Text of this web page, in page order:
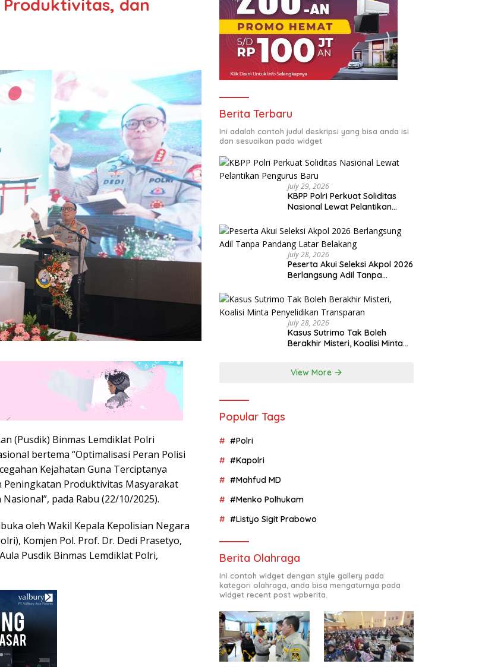
dan
(Pusdik) Binmas Lemdiklat Polri
bertema “Optimalisasi Peran Polisi
Kejahatan Guna Terciptanya
Peningkatan Produktivitas Masyarakat
pada Rabu (22/10/2025).
oleh Wakil Kepala Kepolisian Negara
Komjen Pol. Prof. Dr. Dedi Prasetyo,
Pusdik Binmas Lemdiklat Polri,
Berita Terbaru
Ini adalah contoh judul deskripsi yang bisa anda isi
dan sesuaikan pada widget
July 29, 2026
KBPP Polri Perkuat Soliditas
Nasional Lewat Pelantikan
July 28, 2026
Peserta Akui Seleksi Akpol 2026
Berlangsung Adil Tanpa
July 28, 2026
Kasus Sutrimo Tak Boleh
Berakhir Misteri, Koalisi Minta
View More
Popular Tags
#Polri
#Kapolri
#Mahfud MD
#Menko Polhukam
#Listyo Sigit Prabowo
Berita Olahraga
Ini contoh widget dengan style gallery pada
kategori olahraga, anda bisa mengaturnya pada
widget recent post wpberita.